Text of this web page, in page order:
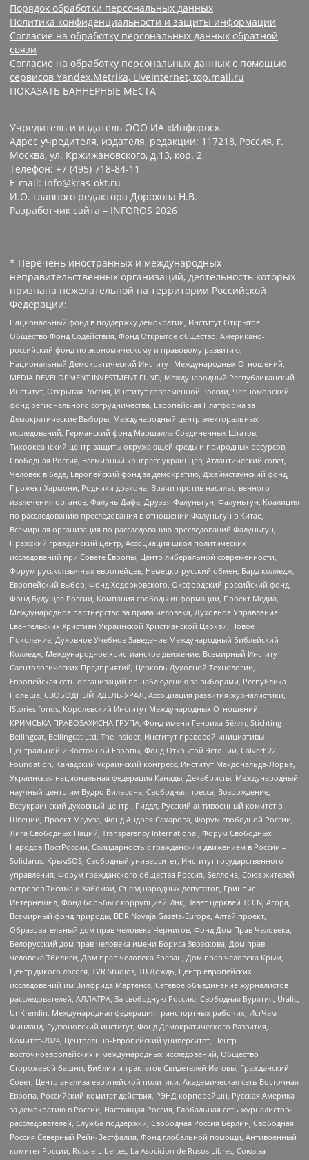
Порядок обработки персональных данных
Политика конфиденциальности и защиты информации
Согласие на обработку персональных данных обратной
связи
Согласие на обработку персональных данных с помощью
сервисов Yandex.Metrika, LiveInternet, top.mail.ru
ПОКАЗАТЬ БАННЕРНЫЕ МЕСТА
Учредитель и издатель ООО ИА «Инфорос».
Адрес учредителя, издателя, редакции: 117218, Россия, г.
Москва, ул. Кржижановского, д.13, кор. 2
Телефон: +7 (495) 718-84-11
E-mail: info@kras-okt.ru
И.О. главного редактора Дорохова Н.В.
Разработчик сайта – INFOROS 2026
* Перечень иностранных и международных
неправительственных организаций, деятельность которых
признана нежелательной на территории Российской
Федерации:
Национальный фонд в поддержку демократии, Институт Открытое
Общество Фонд Содействия, Фонд Открытое общество, Американо-
российский фонд по экономическому и правовому развитию,
Национальный Демократический Институт Международных Отношений,
MEDIA DEVELOPMENT INVESTMENT FUND, Международный Республиканский
Институт, Открытая Россия, Институт современной России, Черноморский
фонд регионального сотрудничества, Европейская Платформа за
Демократические Выборы, Международный центр электоральных
исследований, Германский фонд Маршалла Соединенных Штатов,
Тихоокеанский центр защиты окружающей среды и природных ресурсов,
Свободная Россия, Всемирный конгресс украинцев, Атлантический совет,
Человек в беде, Европейский фонд за демократию, Джеймстаунский фонд,
Прожект Хармони, Родники дракона, Врачи против насильственного
извлечения органов, Фалунь Дафа, Друзья Фалуньгун, Фалуньгун, Коалиция
по расследованию преследования в отношении Фалуньгун в Китае,
Всемирная организация по расследованию преследований Фалуньгун,
Пражский гражданский центр, Ассоциация школ политических
исследований при Совете Европы, Центр либеральной современности,
Форум русскоязычных европейцев, Немецко-русский обмен, Бард колледж,
Европейский выбор, Фонд Ходорковского, Оксфордский российский фонд,
Фонд Будущее России, Компания свободы информации, Проект Медиа,
Международное партнерство за права человека, Духовное Управление
Евангельских Христиан Украинской Христианской Церкви, Новое
Поколение, Духовное Учебное Заведение Международный Библейский
Колледж, Международное христианское движение, Всемирный Институт
Саентологических Предприятий, Церковь Духовной Технологии,
Европейская сеть организаций по наблюдению за выборами, Республика
Польша, СВОБОДНЫЙ ИДЕЛЬ-УРАЛ, Ассоциация развития журналистики,
IStories fonds, Королевский Институт Международных Отношений,
КРИМСЬКА ПРАВОЗАХИСНА ГРУПА, Фонд имени Генриха Бёлля, Stichting
Bellingcat, Bellingcat Ltd, The Insider, Институт правовой инициативы
Центральной и Восточной Европы, Фонд Открытой Эстонии, Calvert 22
Foundation, Канадский украинский конгресс, Институт Макдональда-Лорье,
Украинская национальная федерация Канады, Декабристы, Международный
научный центр им Вудро Вильсона, Свободная пресса, Возрождение,
Всеукраинский духовный центр , Риддл, Русский антивоенный комитет в
Швеции, Проект Медуза, Фонд Андрея Сахарова, Форум свободной России,
Лига Свободных Наций, Transparеncy International, Форум Свободных
Народов ПостРоссии, Солидарность с гражданским движением в России –
Solidarus, КрымSOS, Свободный университет, Институт государственного
управления, Форум гражданского общества Россия, Беллона, Союз жителей
островов Тисима и Хабомаи, Съезд народных депутатов, Гринпис
Интернешнл, Фонд борьбы с коррупцией Инк, Завет церквей TCCN, Агора,
Всемирный фонд природы, BDR Novaja Gazeta-Europe, Алтай проект,
Образовательный дом прав человека Чернигов, Фонд Дом Прав Человека,
Белорусский дом прав человека имени Бориса Звозскова, Дом прав
человека Тбилиси, Дом прав человека Ереван, Дом прав человека Крым,
Центр дикого лосося, TVR Studios, ТВ Дождь, Центр европейских
исследований им Вилфрида Мартенса, Сетевое объединение журналистов
расследователей, АЛЛАТРА, За свободную Россию, Свободная Бурятия, Uralic,
UnKremlin, Международная федерация транспортных рабочих, ИстЧам
Финланд, Гудзоновский институт, Фонд Демократического Развития,
Комитет-2024, Центрально-Европейский университет, Центр
восточноевропейских и международных исследований, Общество
Сторожевой башни, Библии и трактатов Свидетелей Иеговы, Гражданский
Совет, Центр анализа европейской политики, Академическая сеть Восточная
Европа, Российский комитет действия, РЭНД корпорейшн, Русская Америка
за демократию в России, Настоящая Россия, Глобальная сеть журналистов-
расследователей, Служба поддержки, Свободная Россия Берлин, Свободная
Россия Северный Рейн-Вестфалия, Фонд глобальной помощи, Антивоенный
комитет России, Russie-Libertes, La Asocicion de Rusos Libres, Союз за